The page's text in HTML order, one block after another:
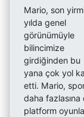
Mario, son
yılda genel
görünümüyle
bilincimize
girdiğinden bu
yana çok yol
etti. Mario,
daha fazlasına
platform